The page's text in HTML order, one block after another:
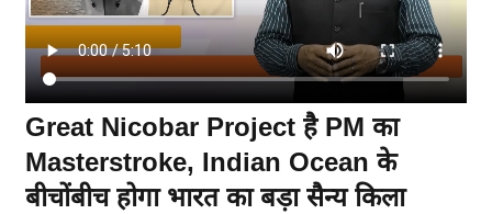
रा
ष्ट्री
य
अं
त
र्रा
ष्ट्री
Great Nicobar Project है PM का
Masterstroke, Indian Ocean के
बीचोंबीच होगा भारत का बड़ा सैन्य किला